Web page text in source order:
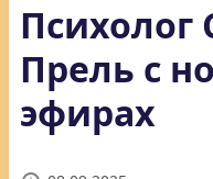
Психолог
Прель с
эфирах